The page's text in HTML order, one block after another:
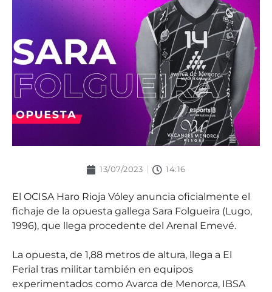
13/07/2023 14:16
El OCISA Haro Rioja Vóley anuncia oficialmente el
fichaje de la opuesta gallega Sara Folgueira (Lugo,
1996), que llega procedente del Arenal Emevé.
La opuesta, de 1,88 metros de altura, llega a El
Ferial tras militar también en equipos
experimentados como Avarca de Menorca, IBSA